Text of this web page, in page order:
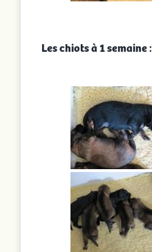
Les chiots à 1 semaine :